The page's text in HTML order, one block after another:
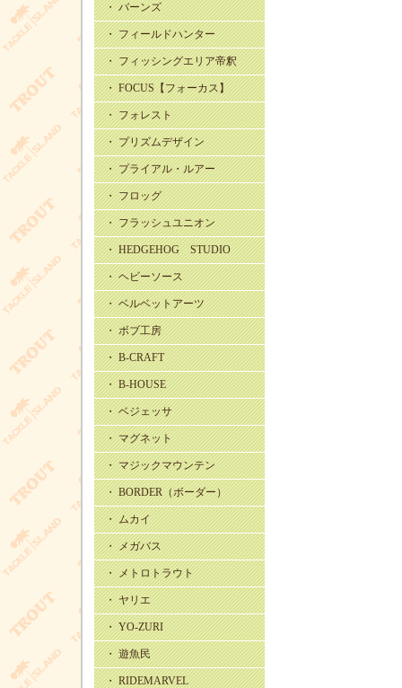
・ バーンズ
・ フィールドハンター
・ フィッシングエリア帝釈
・ FOCUS【フォーカス】
・ フォレスト
・ プリズムデザイン
・ プライアル・ルアー
・ フロッグ
・ フラッシュユニオン
・ HEDGEHOG STUDIO
・ ヘビーソース
・ ベルベットアーツ
・ ボブ工房
・ B-CRAFT
・ B-HOUSE
・ ベジェッサ
・ マグネット
・ マジックマウンテン
・ BORDER（ボーダー）
・ ムカイ
・ メガバス
・ メトロトラウト
・ ヤリエ
・ YO-ZURI
・ 遊魚民
・ RIDEMARVEL